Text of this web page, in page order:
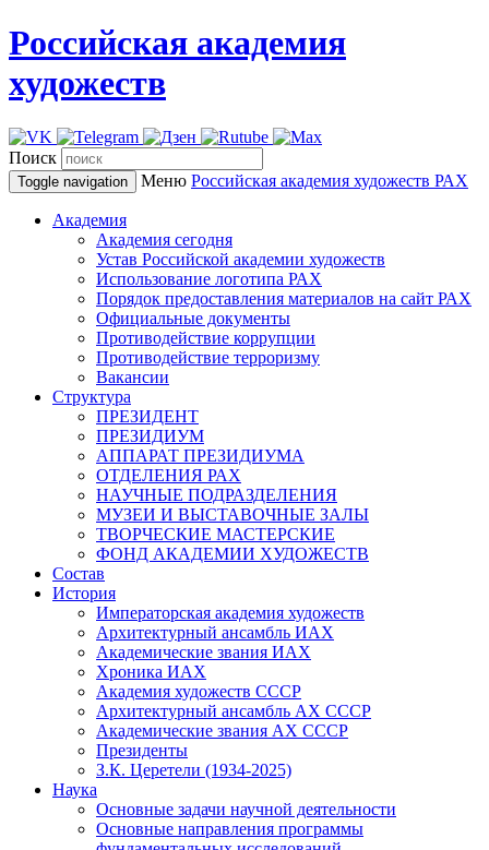
Российская академия
художеств
Поиск
Toggle navigation Меню Российская академия художеств РАХ
Академия
Академия сегодня
Устав Российской академии художеств
Использование логотипа РАХ
Порядок предоставления материалов на сайт РАХ
Официальные документы
Противодействие коррупции
Противодействие терроризму
Вакансии
Структура
ПРЕЗИДЕНТ
ПРЕЗИДИУМ
АППАРАТ ПРЕЗИДИУМА
ОТДЕЛЕНИЯ РАХ
НАУЧНЫЕ ПОДРАЗДЕЛЕНИЯ
МУЗЕИ И ВЫСТАВОЧНЫЕ ЗАЛЫ
ТВОРЧЕСКИЕ МАСТЕРСКИЕ
ФОНД АКАДЕМИИ ХУДОЖЕСТВ
Состав
История
Императорская академия художеств
Архитектурный ансамбль ИАХ
Академические звания ИАХ
Хроника ИАХ
Академия художеств СССР
Архитектурный ансамбль АХ СССР
Академические звания АХ СССР
Президенты
З.К. Церетели (1934-2025)
Наука
Основные задачи научной деятельности
Основные направления программы